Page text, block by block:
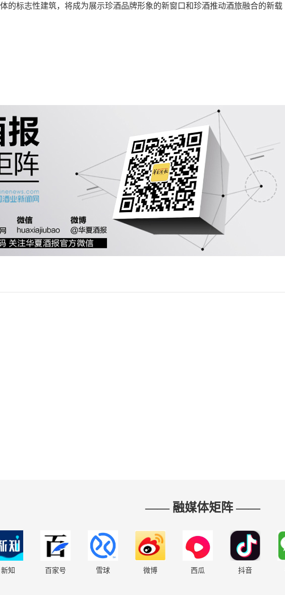
的标志性建筑，将成为展示珍酒品牌形象的新窗口和珍酒推动酒旅融合的新载
—— 融媒体矩阵 ——
新知 百家号 雪球 微博 西瓜 抖音